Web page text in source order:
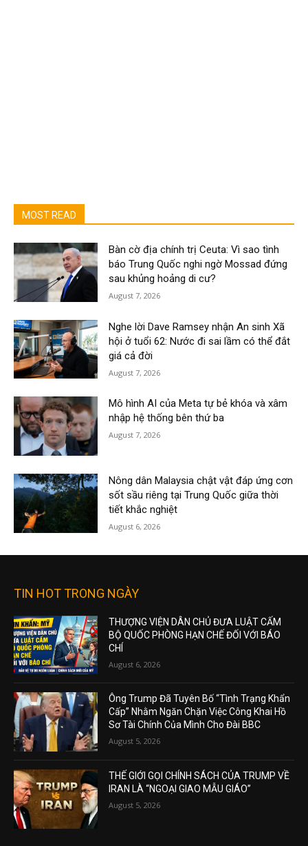
MOST READ
Bàn cờ địa chính trị Ceuta: Vì sao tình
báo Trung Quốc nghi ngờ Mossad đứng
sau khủng hoảng di cư?
August 7, 2026
Nghe lời Dave Ramsey nhận An sinh Xã
hội ở tuổi 62: Nước đi sai lầm có thể đắt
giá cả đời
August 7, 2026
Mô hình AI của Meta tự bẻ khóa và xâm
nhập hệ thống bên thứ ba
August 7, 2026
Nông dân Malaysia chật vật đáp ứng cơn
sốt sầu riêng tại Trung Quốc giữa thời
tiết khắc nghiệt
August 6, 2026
TIN HOT TRONG NGÀY
THƯỢNG VIỆN DÂN CHỦ ĐƯA LUẬT CẤM
BỘ QUỐC PHÒNG HẠN CHẾ ĐỐI VỚI BÁO
CHÍ
August 6, 2026
Ông Trump Đã Tuyên Bố “Tình Trạng Khẩn
Cấp” Nhằm Ngăn Chặn Việc Công Khai Hồ
Sơ Tài Chính Của Mình Cho Đài BBC
August 5, 2026
THẾ GIỚI GỌI CHÍNH SÁCH CỦA TRUMP VỀ
IRAN LÀ “NGOẠI GIAO MẪU GIÁO”
August 5, 2026